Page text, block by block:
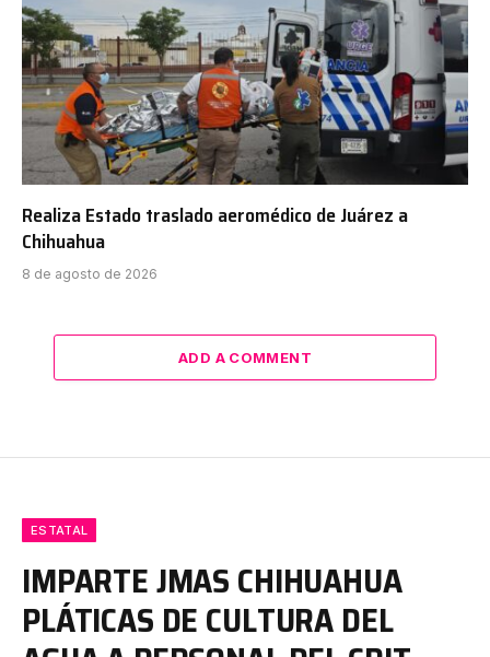
Realiza Estado traslado aeromédico de Juárez a
Chihuahua
8 de agosto de 2026
ADD A COMMENT
ESTATAL
IMPARTE JMAS CHIHUAHUA
PLÁTICAS DE CULTURA DEL